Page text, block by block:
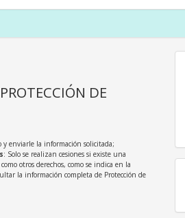
DE
y enviarle la información solicitada;
: Solo se realizan cesiones si existe una
otros derechos, como se indica en la
la información completa de Protección de